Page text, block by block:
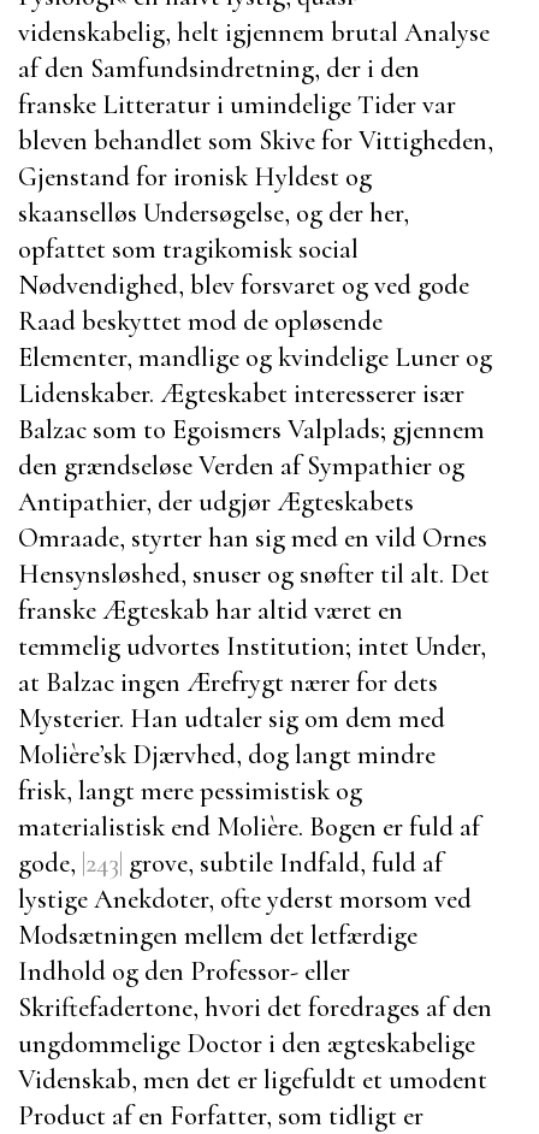
videnskabelig, helt igjennem brutal Analyse
af den Samfundsindretning, der i den
franske Litteratur i umindelige Tider var
bleven behandlet som Skive for Vittigheden,
Gjenstand for ironisk Hyldest og
skaanselløs Undersøgelse, og der her,
opfattet som tragikomisk social
Nødvendighed, blev forsvaret og ved gode
Raad beskyttet mod de opløsende
Elementer, mandlige og kvindelige Luner og
Lidenskaber. Ægteskabet interesserer især
Balzac som to Egoismers Valplads; gjennem
den grændseløse Verden af Sympathier og
Antipathier, der udgjør Ægteskabets
Omraade, styrter han sig med en vild Ornes
Hensynsløshed, snuser og snøfter til alt. Det
franske Ægteskab har altid været en
temmelig udvortes Institution; intet Under,
at Balzacingen Ærefrygt nærer for dets
Mysterier. Han udtaler sig om dem med
Molière’sk Djærvhed, dog langt mindre
frisk, langt mere pessimistisk og
materialistisk end Molière. Bogen er fuld af
gode, |243| grove, subtile Indfald, fuld af
lystige Anekdoter, ofte yderst morsom ved
Modsætningen mellem det letfærdige
Indhold og den Professor- eller
Skriftefadertone, hvori det foredrages af den
ungdommelige Doctor i den ægteskabelige
Videnskab, men det er ligefuldt et umodent
Product af en Forfatter, som tidligt er